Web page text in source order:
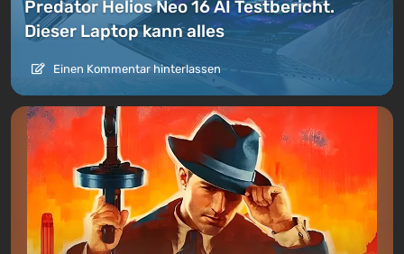
Predator Helios Neo 16 AI Testbericht.
Dieser Laptop kann alles
Einen Kommentar hinterlassen